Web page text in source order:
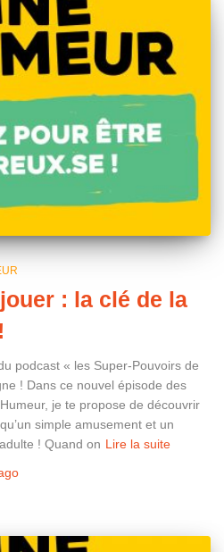
: la clé de la
podcast « les Super-Pouvoirs de
! Dans ce nouvel épisode des
je te propose de découvrir
simple amusement et un
! Quand on Lire la suite